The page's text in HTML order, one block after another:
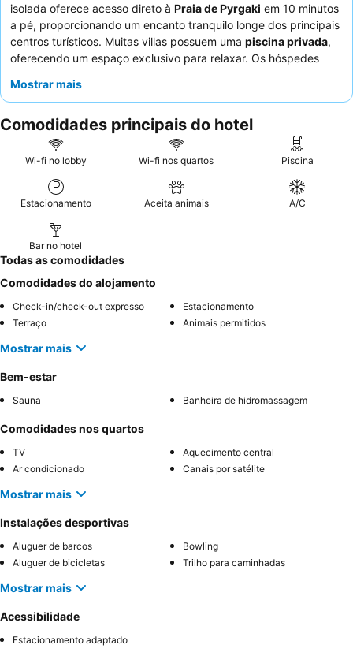
isolada oferece acesso direto à Praia de Pyrgaki em 10 minutos
a pé, proporcionando um encanto tranquilo longe dos principais
centros turísticos. Muitas villas possuem uma piscina privada,
oferecendo um espaço exclusivo para relaxar. Os hóspedes
apreciam a calorosa receção à chegada. Para uma experiência
piscina privada para desfrutar da máxima privacidade e
conforto.
Mostrar mais
Comodidades principais do hotel
Wi-fi no lobby Wi-fi nos quartos Piscina
Estacionamento Aceita animais A/C
Bar no hotel
Todas as comodidades
Comodidades do alojamento
Check-in/check-out expresso
Estacionamento
Terraço
Animais permitidos
Mostrar mais
Bem-estar
Sauna Banheira de hidromassagem
Comodidades nos quartos
TV
Aquecimento central
Ar condicionado
Canais por satélite
Mostrar mais
Instalações desportivas
Aluguer de barcos
Bowling
Aluguer de bicicletas
Trilho para caminhadas
Mostrar mais
Acessibilidade
Estacionamento adaptado